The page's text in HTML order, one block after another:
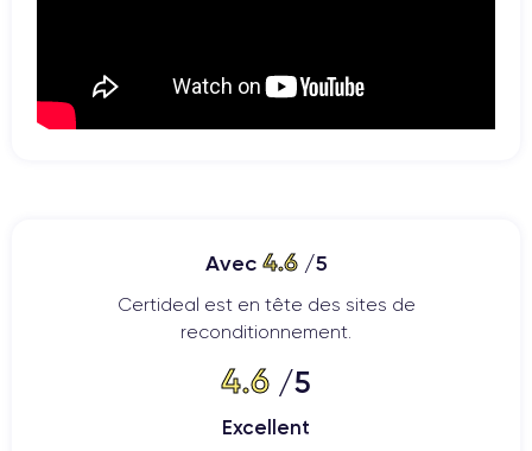
Avec 4.6/5
Certideal est en tête des sites de
reconditionnement.
4.6 /5
Excellent